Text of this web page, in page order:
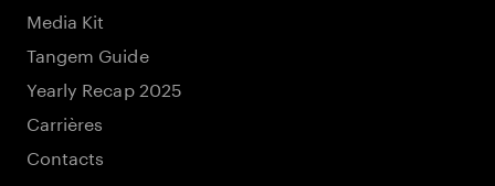
Media Kit
Tangem Guide
Yearly Recap 2025
Carrières
Contacts